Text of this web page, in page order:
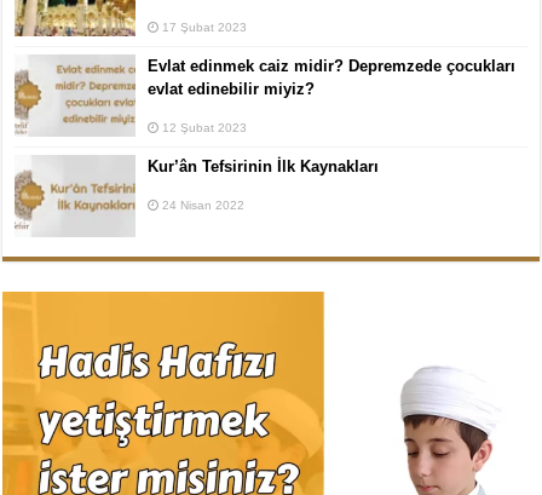
17 Şubat 2023
Evlat edinmek caiz midir? Depremzede çocukları
evlat edinebilir miyiz?
12 Şubat 2023
Kur’ân Tefsirinin İlk Kaynakları
24 Nisan 2022